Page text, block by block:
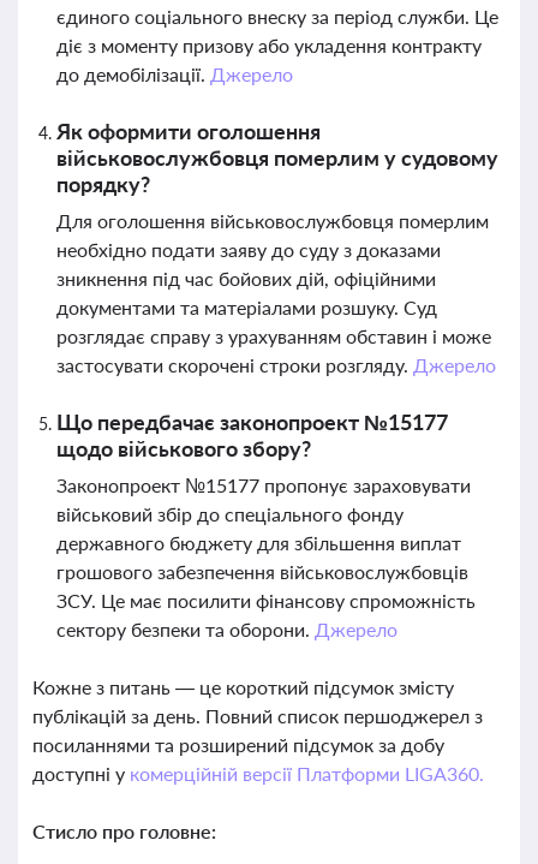
єдиного соціального внеску за період служби. Це
діє з моменту призову або укладення контракту
до демобілізації. Джерело
Як оформити оголошення
військовослужбовця померлим у судовому
порядку?
Для оголошення військовослужбовця померлим
необхідно подати заяву до суду з доказами
зникнення під час бойових дій, офіційними
документами та матеріалами розшуку. Суд
розглядає справу з урахуванням обставин і може
застосувати скорочені строки розгляду. Джерело
Що передбачає законопроект №15177
щодо військового збору?
Законопроект №15177 пропонує зараховувати
військовий збір до спеціального фонду
державного бюджету для збільшення виплат
грошового забезпечення військовослужбовців
ЗСУ. Це має посилити фінансову спроможність
сектору безпеки та оборони. Джерело
Кожне з питань — це короткий підсумок змісту
публікацій за день. Повний список першоджерел з
посиланнями та розширений підсумок за добу
доступні у комерційній версії Платформи LIGA360.
Стисло про головне: